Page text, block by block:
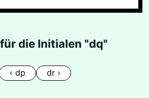
die Initialen "dq"
‹ dp dr ›